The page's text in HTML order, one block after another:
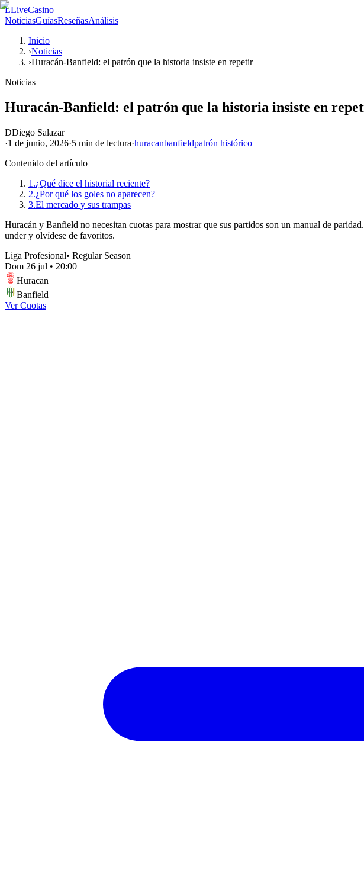
LLiveCasino
NoticiasGuíasReseñasAnálisis
Inicio
›Noticias
›Huracán-Banfield: el patrón que la historia insiste en repetir
Noticias
Huracán-Banfield: el patrón que la historia insiste en
DDiego Salazar
·1 de junio, 2026·5 min de lectura·huracanbanfieldpatrón histórico
Contenido del artículo
1.¿Qué dice el historial reciente?
2.¿Por qué los goles no aparecen?
3.El mercado y sus trampas
Huracán y Banfield no necesitan cuotas para mostrar que sus partidos son un manual de
under y olvídese de favoritos.
Liga Profesional• Regular Season
Dom 26 jul • 20:00
Huracan
Banfield
Ver Cuotas